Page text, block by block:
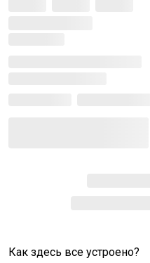
Как здесь все устроено?